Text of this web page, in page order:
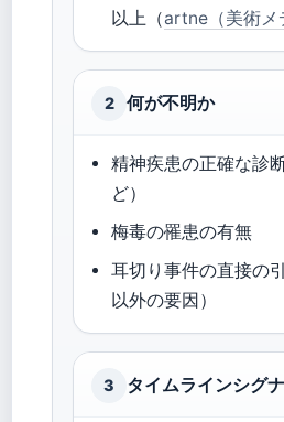
以上（artne（美術メ
2 何が不明か
精神疾患の正確な診
ど）
梅毒の罹患の有無
耳切り事件の直接の
以外の要因）
3 タイムラインシグ